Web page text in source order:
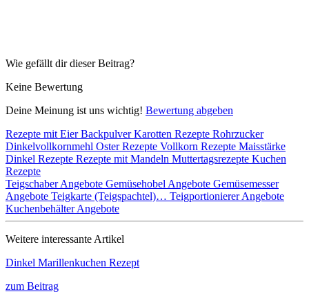
Wie gefällt dir dieser Beitrag?
Keine Bewertung
Deine Meinung ist uns wichtig! Bewertung abgeben
Rezepte mit EierBackpulverKarotten Rezepte Rohrzucker
Dinkelvollkornmehl Oster Rezepte Vollkorn Rezepte Maisstärke
Dinkel Rezepte Rezepte mit Mandeln Muttertagsrezepte Kuchen
Rezepte
Teigschaber Angebote Gemüsehobel Angebote Gemüsemesser
Angebote Teigkarte (Teigspachtel)… Teigportionierer Angebote
Kuchenbehälter Angebote
Weitere interessante Artikel
Dinkel Marillenkuchen Rezept
zum Beitrag